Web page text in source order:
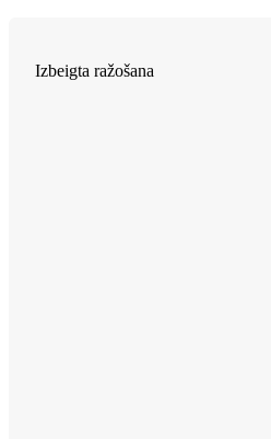
Izbeigta ražošana